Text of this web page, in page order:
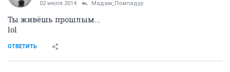
02 июля 2014 Мадам_Помпадур
Ты живёшь прошлым...
lol
ОТВЕТИТЬ